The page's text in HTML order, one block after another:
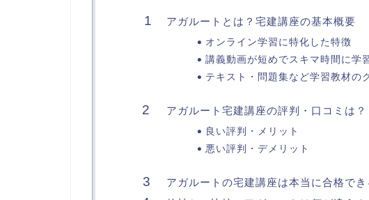
アガルートとは？宅建講座の基本概要
オンライン学習に特化した特徴
講義動画が短めでスキマ時間に学
テキスト・問題集など学習教材の
アガルート宅建講座の評判・口コミは？
良い評判・メリット
悪い評判・デメリット
アガルートの宅建講座は本当に合格で